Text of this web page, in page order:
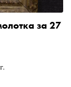
за 27